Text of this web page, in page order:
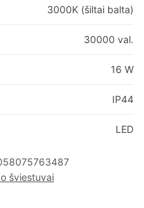
3000K (šiltai balta)
30000 val.
16 W
IP44
LED
šviestuvai